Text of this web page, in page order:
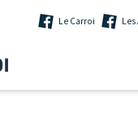
Le Carroi